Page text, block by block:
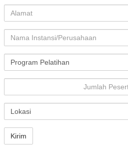
Alamat
Instansi/Kantor
Tema Pelatihan
Lokasi Pelatihan